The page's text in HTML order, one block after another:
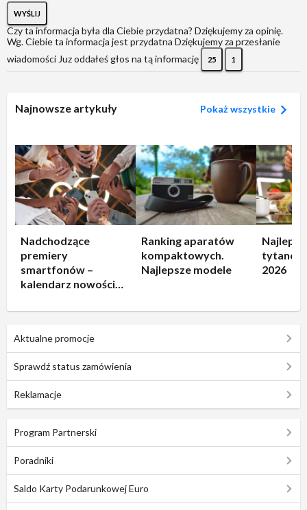
WYŚLIJ
Czy ta informacja była dla Ciebie przydatna? Dziękujemy za opinię.
Wg. Ciebie ta informacja jest przydatna Dziękujemy za przesłanie
wiadomości Juz oddałeś głos na tą informację 25 1
Najnowsze artykuły Pokaż wszystkie
Nadchodzące
premiery
smartfonów –
kalendarz nowości
Ranking aparatów
kompaktowych.
Najlepsze modele
2026
Aktualne promocje
Sprawdź status zamówienia
Reklamacje
Program Partnerski
Poradniki
Saldo Karty Podarunkowej Euro